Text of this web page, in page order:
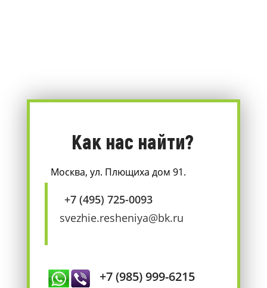
Как нас найти?
Москва, ул. Плющиха дом 91.
+7 (495) 725-0093
svezhie.resheniya@bk.ru
+7 (985) 999-6215